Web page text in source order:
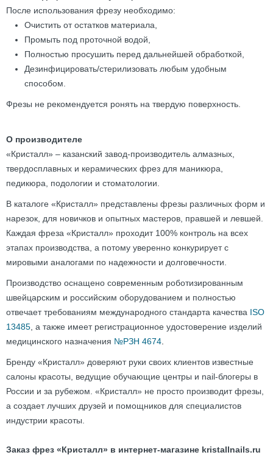
После использования фрезу необходимо:
Очистить от остатков материала,
Промыть под проточной водой,
Полностью просушить перед дальнейшей обработкой,
Дезинфицировать/стерилизовать любым удобным
способом.
Фрезы не рекомендуется ронять на твердую поверхность.
О производителе
«Кристалл» – казанский завод-производитель алмазных,
твердосплавных и керамических фрез для маникюра,
педикюра, подологии и стоматологии.
В каталоге «Кристалл» представлены фрезы различных форм и
нарезок, для новичков и опытных мастеров, правшей и левшей.
Каждая фреза «Кристалл» проходит 100% контроль на всех
этапах производства, а потому уверенно конкурирует с
мировыми аналогами по надежности и долговечности.
Производство оснащено современным роботизированным
швейцарским и российским оборудованием и полностью
отвечает требованиям международного стандарта качества ISO
13485 , а также имеет регистрационное удостоверение изделий
медицинского назначения №РЗН 4674
Бренду «Кристалл» доверяют руки своих клиентов известные
салоны красоты, ведущие обучающие центры и nail-блогеры в
России и за рубежом. «Кристалл» не просто производит фрезы,
а создает лучших друзей и помощников для специалистов
индустрии красоты.
Заказ фрез «Кристалл» в интернет-магазине kristallnails.ru